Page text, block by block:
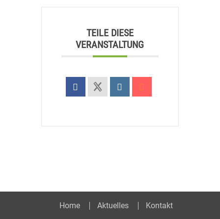
TEILE DIESE
VERANSTALTUNG
Home Aktuelles Kontakt